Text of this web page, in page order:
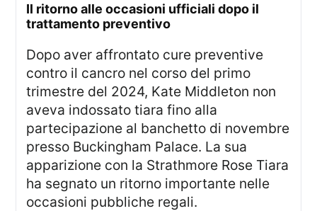
il ritorno alle occasioni ufficiali dopo il
trattamento preventivo
Dopo aver affrontato cure preventive
contro il cancro nel corso del primo
trimestre del 2024, Kate Middleton non
aveva indossato tiara fino alla
partecipazione al banchetto di novembre
presso Buckingham Palace. La sua
apparizione con la Strathmore Rose Tiara
ha segnato un ritorno importante nelle
occasioni pubbliche regali.